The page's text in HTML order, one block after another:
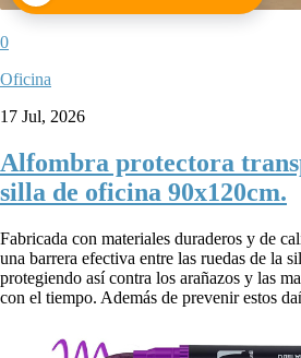
0
Oficina
17 Jul, 2026
Alfombra protectora
silla de oficina 90x120cm.
Fabricada con materiales duraderos y de
una barrera efectiva entre las ruedas de la
protegiendo así contra los arañazos y las
con el tiempo. Además de prevenir estos